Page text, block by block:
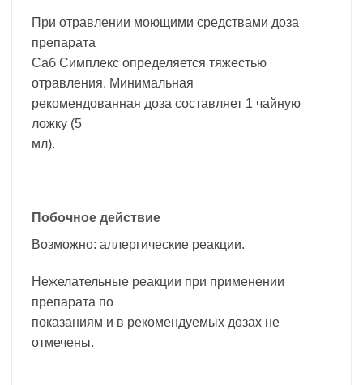
При отравлении моющими средствами доза
препарата
Саб Симплекс определяется тяжестью
отравления. Минимальная
рекомендованная доза составляет 1 чайную
ложку (5
мл).
Побочное действие
Возможно: аллергические реакции.
Нежелательные реакции при применении
препарата по
показаниям и в рекомендуемых дозах не
отмечены.